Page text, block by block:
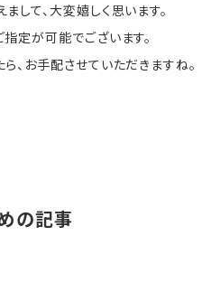
して、大変嬉しく思います。
定が可能でございます。
、お手配させていただきますね。
の記事